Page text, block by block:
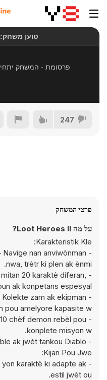
247
פרטי המשחק
על מה Loot Heroes II?
Karakteristik Kle:
Navige nan anviwònman
nwa, trètr ki plen ak ènmi.
mitan 20 karaktè diferan,
ak konpetans espesyal.
Kolekte zam ak ekipman
pou amelyore kapasite w.
chèf demon rebèl pou
konplete misyon w.
- Estil izometrik ki sanble ak jwèt tankou Diablo
Kijan Pou Jwe:
yon karaktè ki adapte ak
estil jwèt ou.